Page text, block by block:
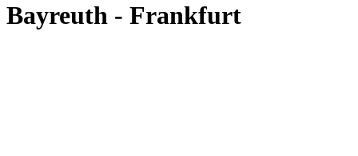
Bayreuth - Frankfurt